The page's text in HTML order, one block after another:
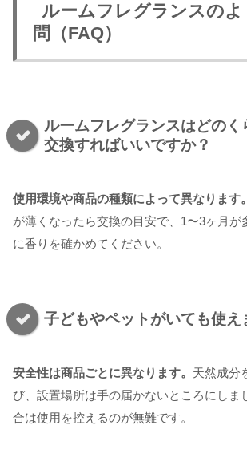
ルームフレグランスの
問（FAQ）
ルームフレグランスはどのく
交換すればいいですか？
使用環境や商品の種類によって異なります。
が薄くなったら交換の目安で、1〜3ヶ月が
に香りを確かめてください。
子どもやペットがいても使え
安全性は商品ごとに異なります。 天然成分
び、設置場所は手の届かないところにしま
合は使用を控えるのが無難です。